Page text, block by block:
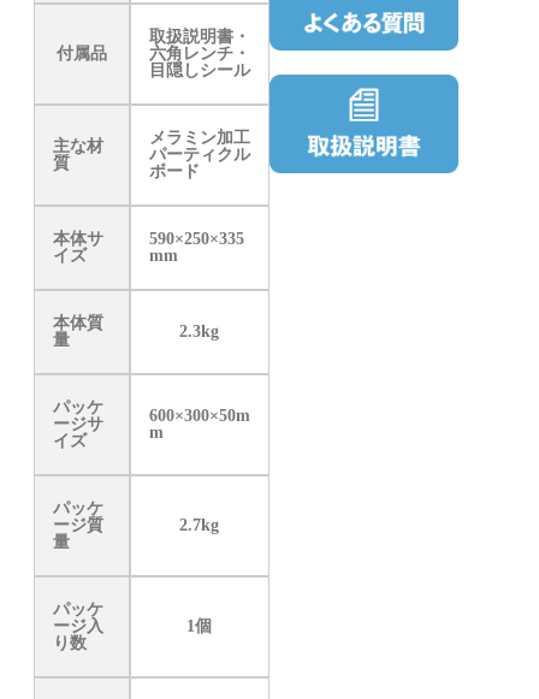
付属品
取扱説明書・
六角レンチ・
目隠しシール
主な材
質
メラミン加工
パーティクル
ボード
本体サ
イズ
590×250×335
mm
本体質
量
2.3kg
パッケ
ージサ
イズ
600×300×50m
m
パッケ
ージ質
量
2.7kg
パッケ
ージ入
り数
1個